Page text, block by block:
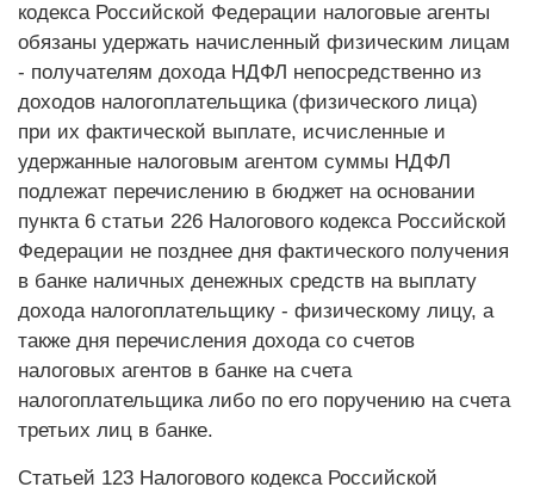
кодекса Российской Федерации налоговые агенты
обязаны удержать начисленный физическим лицам
- получателям дохода НДФЛ непосредственно из
доходов налогоплательщика (физического лица)
при их фактической выплате, исчисленные и
удержанные налоговым агентом суммы НДФЛ
подлежат перечислению в бюджет на основании
пункта 6 статьи 226 Налогового кодекса Российской
Федерации не позднее дня фактического получения
в банке наличных денежных средств на выплату
дохода налогоплательщику - физическому лицу, а
также дня перечисления дохода со счетов
налоговых агентов в банке на счета
налогоплательщика либо по его поручению на счета
третьих лиц в банке.
Статьей 123 Налогового кодекса Российской